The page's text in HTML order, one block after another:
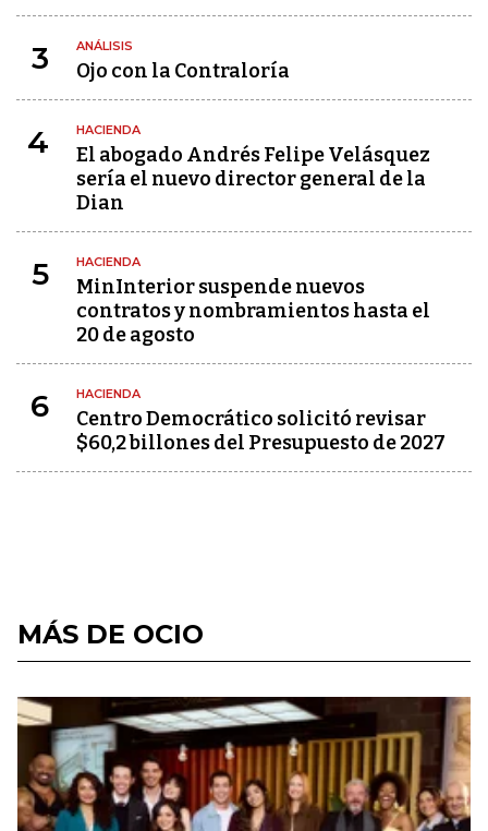
3 ANÁLISIS
Ojo con la Contraloría
4 HACIENDA
El abogado Andrés Felipe Velásquez
sería el nuevo director general de la
Dian
5 HACIENDA
MinInterior suspende nuevos
contratos y nombramientos hasta el
20 de agosto
6 HACIENDA
Centro Democrático solicitó revisar
$60,2 billones del Presupuesto de 2027
MÁS DE OCIO